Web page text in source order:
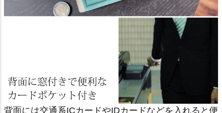
背面には交通系ICカードやIDカードなどを入れると便